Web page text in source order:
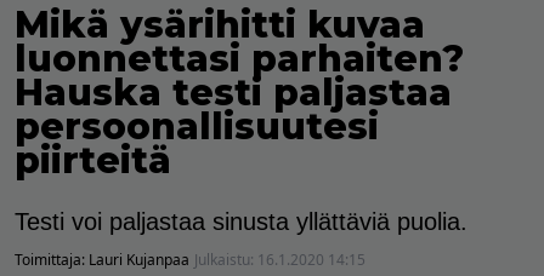
Mikä ysärihitti kuvaa
luonnettasi parhaiten?
Hauska testi paljastaa
persoonallisuutesi
piirteitä
Testi voi paljastaa sinusta yllättäviä puolia.
Toimittaja: Lauri Kujanpaa Julkaistu: 16.1.2020 14:15